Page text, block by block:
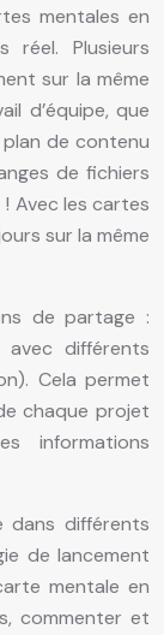
mentales en
Plusieurs
sur la même
d’équipe, que
de contenu
de fichiers
Avec les cartes
sur la même
de partage :
avec différents
Cela permet
chaque projet
informations
dans différents
de lancement
mentale en
commenter et